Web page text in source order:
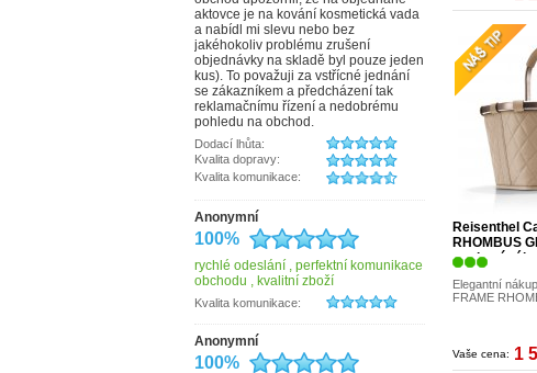
Reisenthel
RHOMBUS
moderní
Elegantní
FRAME
Vaše cena: 1
Česká výroba
d&n
Dark Dudes
debbi
derby
Doba ledová
Doppler
DUP
Elega
ENRICO BENETTI
Erbe Solingen
Esprit
Estelle
EYE
fabrizio
Famito
Fiorucci
Gabor
Genevian
Hajn
Hama
Hedgren
aktovce je na kování kosmetická vada
a nabídl mi slevu nebo bez
jakéhokoliv problému zrušení
objednávky na skladě byl pouze jeden
kus). To považuji za vstřícné jednání
se zákazníkem a předcházení tak
reklamačnímu řízení a nedobrému
pohledu na obchod.
Dodací lhůta:
Kvalita dopravy:
Kvalita komunikace:
Anonymní
100%
rychlé odeslání , perfektní komunikace
obchodu , kvalitní zboží
Kvalita komunikace:
Anonymní
100%